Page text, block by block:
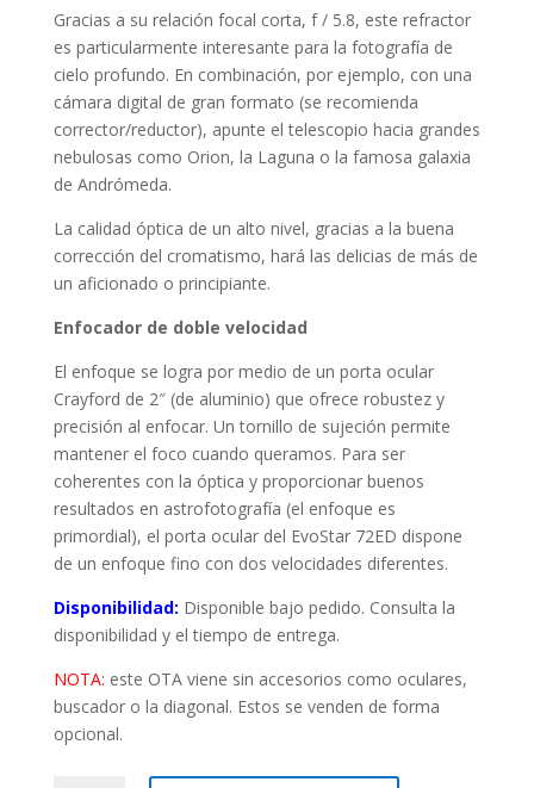
Gracias a su relación focal corta, f / 5.8, este refractor
es particularmente interesante para la fotografía de
cielo profundo. En combinación, por ejemplo, con una
cámara digital de gran formato (se recomienda
corrector/reductor), apunte el telescopio hacia grandes
nebulosas como Orion, la Laguna o la famosa galaxia
de Andrómeda.
La calidad óptica de un alto nivel, gracias a la buena
corrección del cromatismo, hará las delicias de más de
un aficionado o principiante.
Enfocador de doble velocidad
El enfoque se logra por medio de un porta ocular
Crayford de 2″ (de aluminio) que ofrece robustez y
precisión al enfocar. Un tornillo de sujeción permite
mantener el foco cuando queramos. Para ser
coherentes con la óptica y proporcionar buenos
resultados en astrofotografía (el enfoque es
primordial), el porta ocular del EvoStar 72ED dispone
de un enfoque fino con dos velocidades diferentes.
Disponibilidad: Disponible bajo pedido. Consulta la
disponibilidad y el tiempo de entrega.
NOTA: este OTA viene sin accesorios como oculares,
buscador o la diagonal. Estos se venden de forma
opcional.